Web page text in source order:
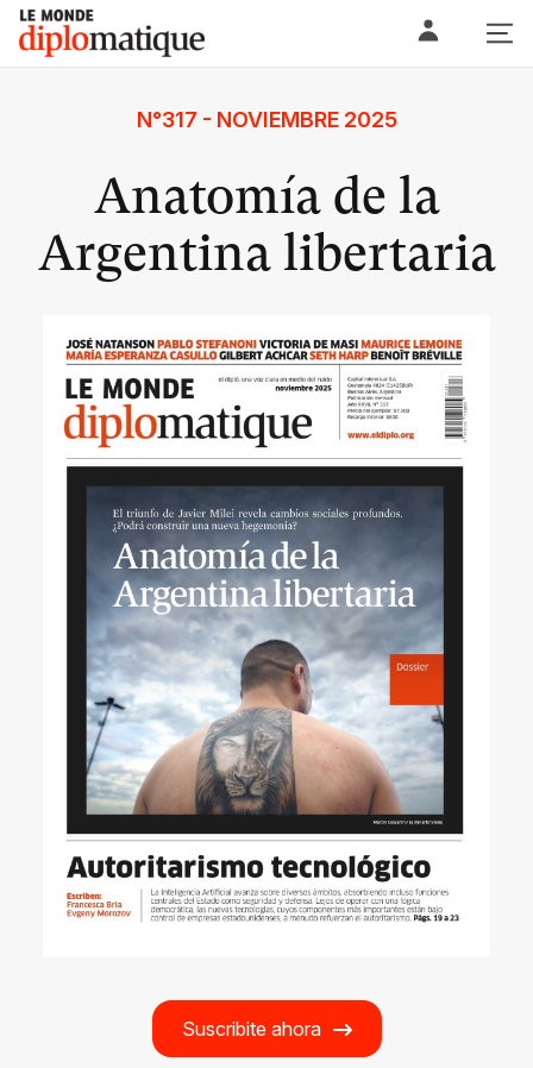
Skip
content
Le monde diplomatique
N°317 - NOVIEMBRE 2025
Anatomía de la
Argentina libertaria
Suscribite ahora